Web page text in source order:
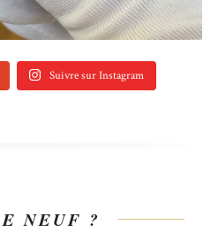
Suivre sur Instagram
NEUF ?